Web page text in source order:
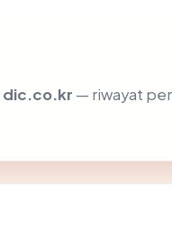
dic.co.kr — riwayat